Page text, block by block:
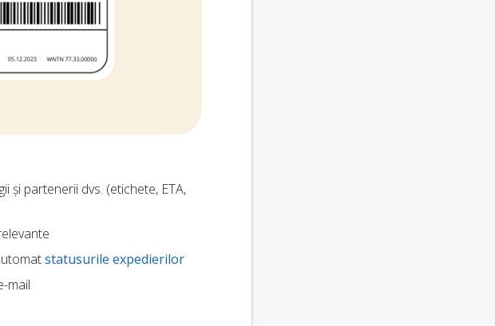
și partenerii dvs. (etichete, ETA,
statusurile expedierilor
mail